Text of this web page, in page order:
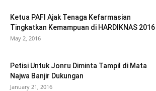
Ketua PAFI Ajak Tenaga Kefarmasian
Tingkatkan Kemampuan di HARDIKNAS 2016
May 2, 2016
Petisi Untuk Jonru Diminta Tampil di Mata
Najwa Banjir Dukungan
January 21, 2016